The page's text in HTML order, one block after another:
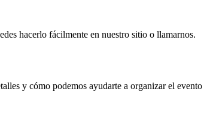
hacerlo fácilmente en nuestro sitio o llamarnos.
y cómo podemos ayudarte a organizar el